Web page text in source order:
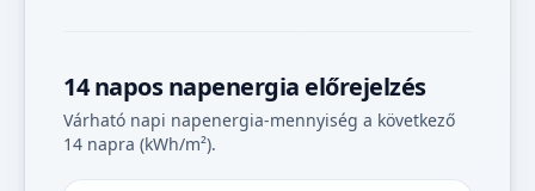
14 napos napenergia előrejelzés
Várható napi napenergia-mennyiség a következő
14 napra (kWh/m²).